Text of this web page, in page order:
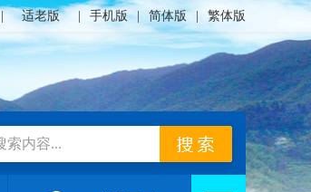
适老版 手机版 简体版 繁体版